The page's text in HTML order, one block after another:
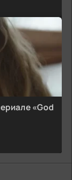
«God